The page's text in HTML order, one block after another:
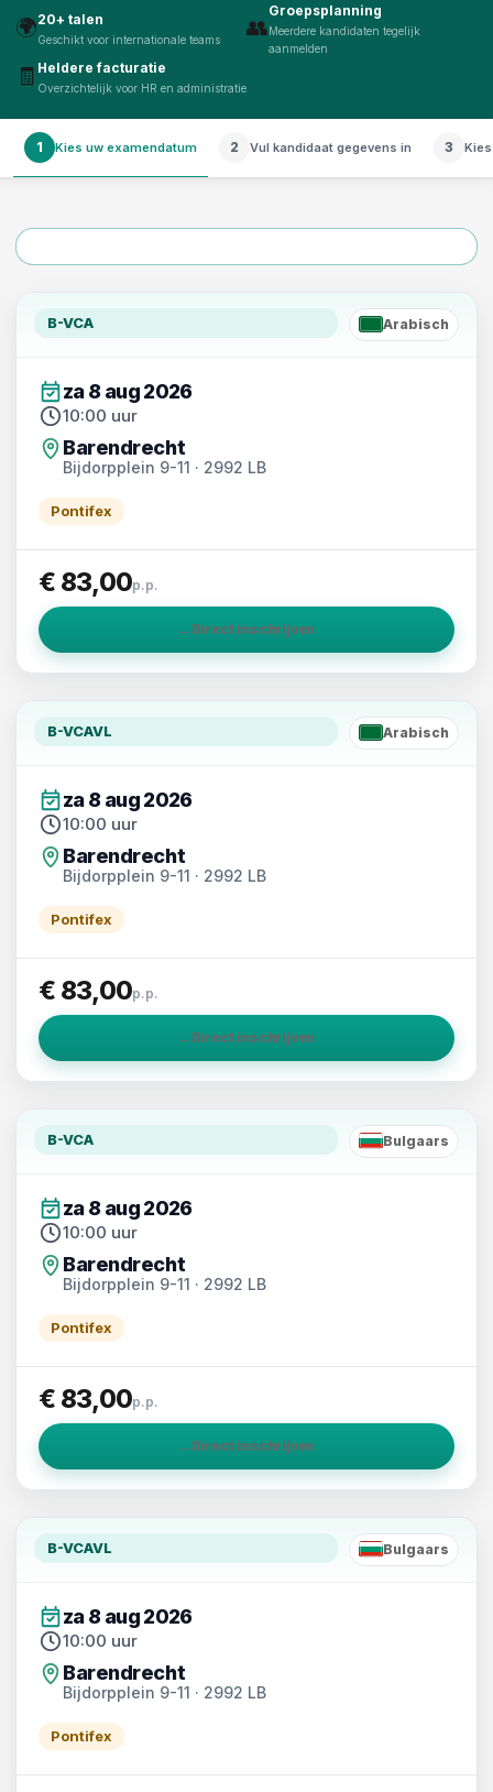
🌍20+ talen
Geschikt voor internationale teams 👥
Groepsplanning
Meerdere kandidaten tegelijk
aanmelden
🧾 Heldere facturatie
Overzichtelijk voor HR en administratie
1 Kies uw examendatum 2 Vul kandidaat gegevens in 3
B-VCA
AR
Arabisch
za 8 aug 2026
10:00 uur
Barendrecht
Bijdorpplein 9-11 · 2992 LB
Pontifex
€ 83,00p.p.
→ Direct inschrijven
B-VCAVL
AR
Arabisch
za 8 aug 2026
10:00 uur
Barendrecht
Bijdorpplein 9-11 · 2992 LB
Pontifex
€ 83,00p.p.
→ Direct inschrijven
B-VCA
BG
Bulgaars
za 8 aug 2026
10:00 uur
Barendrecht
Bijdorpplein 9-11 · 2992 LB
Pontifex
€ 83,00p.p.
→ Direct inschrijven
B-VCAVL
BG
Bulgaars
za 8 aug 2026
10:00 uur
Barendrecht
Bijdorpplein 9-11 · 2992 LB
Pontifex